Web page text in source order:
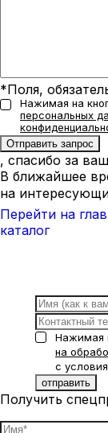
*Поля,
Нажимая на
персональных
, спасибо за
В ближайшее
на
Перейти на
каталог
Нажимая
на
с
Получить